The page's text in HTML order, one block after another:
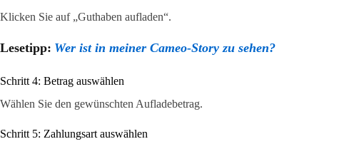
Klicken Sie auf „Guthaben aufladen“.
Lesetipp: Wer ist in meiner Cameo-Story zu sehen?
Schritt 4: Betrag auswählen
Wählen Sie den gewünschten Aufladebetrag.
Schritt 5: Zahlungsart auswählen